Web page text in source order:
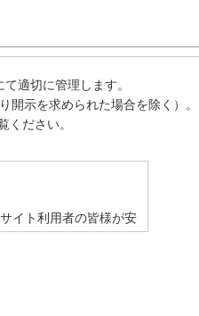
て適切に管理します。
開示を求められた場合を除く）。
ください。
イト利用者の皆様が安
ていただくことによ